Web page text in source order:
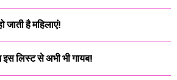
जाती है महिलाएं!
लिस्ट से अभी भी गायब!